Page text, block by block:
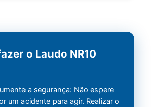
o Laudo NR10
a segurança: Não espere
um acidente para agir. Realizar o